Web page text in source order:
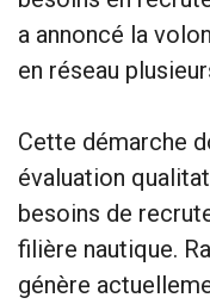
a annoncé la
en réseau
Cette démarche
évaluation
besoins de
filière nautique.
génère